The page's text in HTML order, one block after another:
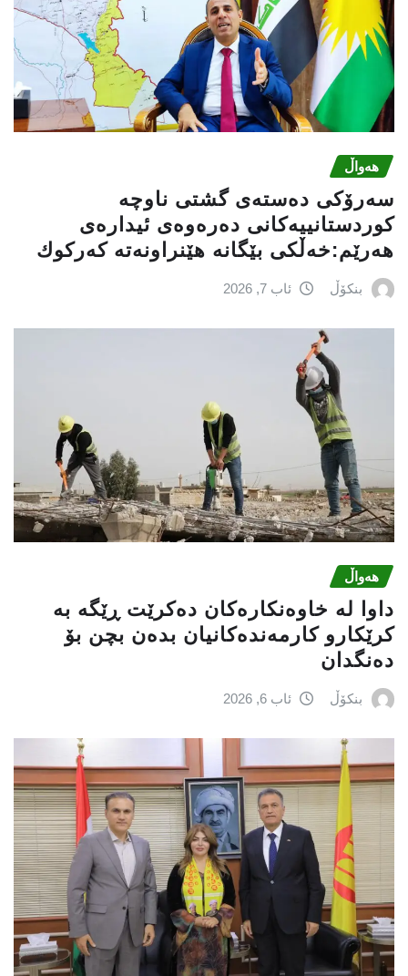
هەواڵ
سه‌رۆكی دەستەی گشتی ناوچە
كوردستانییەكانی دەرەوەی ئیدارەی
هەرێم:خه‌ڵكی بێگانه‌ هێنراونه‌ته‌ كه‌ركوك
بنکۆڵ ئاب 7, 2026
هەواڵ
داوا لە خاوەنکارەکان دەکرێت ڕێگە بە
کرێکارو کارمەندەکانیان بدەن بچن بۆ
دەنگدان
بنکۆڵ ئاب 6, 2026